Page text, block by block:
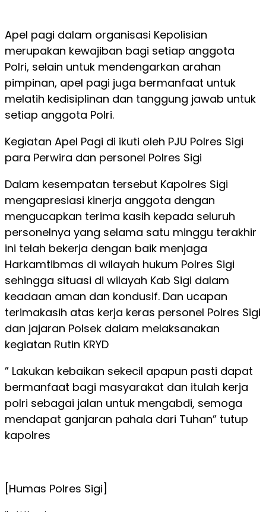
Apel pagi dalam organisasi Kepolisian
merupakan kewajiban bagi setiap anggota
Polri, selain untuk mendengarkan arahan
pimpinan, apel pagi juga bermanfaat untuk
melatih kedisiplinan dan tanggung jawab untuk
setiap anggota Polri.
Kegiatan Apel Pagi di ikuti oleh PJU Polres Sigi
para Perwira dan personel Polres Sigi
Dalam kesempatan tersebut Kapolres Sigi
mengapresiasi kinerja anggota dengan
mengucapkan terima kasih kepada seluruh
personelnya yang selama satu minggu terakhir
ini telah bekerja dengan baik menjaga
Harkamtibmas di wilayah hukum Polres Sigi
sehingga situasi di wilayah Kab Sigi dalam
keadaan aman dan kondusif. Dan ucapan
terimakasih atas kerja keras personel Polres Sigi
dan jajaran Polsek dalam melaksanakan
kegiatan Rutin KRYD
” Lakukan kebaikan sekecil apapun pasti dapat
bermanfaat bagi masyarakat dan itulah kerja
polri sebagai jalan untuk mengabdi, semoga
mendapat ganjaran pahala dari Tuhan” tutup
kapolres
[Humas Polres Sigi]